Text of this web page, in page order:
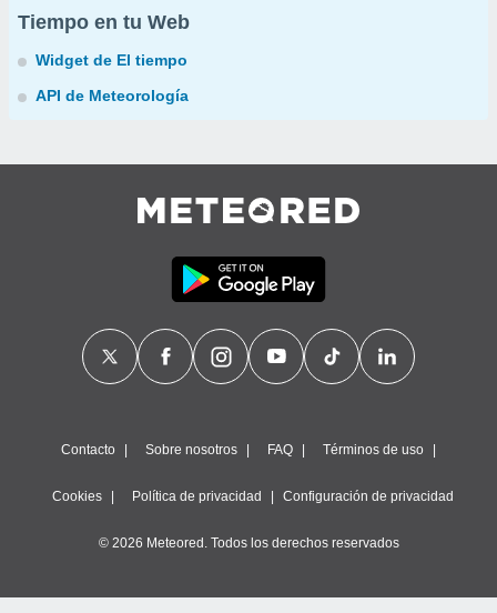
Tiempo en tu Web
Widget de El tiempo
API de Meteorología
Contacto Sobre nosotros FAQ Términos de uso
Cookies Política de privacidad Configuración de privacidad
© 2026 Meteored. Todos los derechos reservados